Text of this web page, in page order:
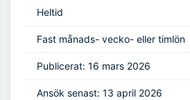
Heltid
Fast månads- vecko- eller timlön
Publicerat: 16 mars 2026
Ansök senast: 13 april 2026